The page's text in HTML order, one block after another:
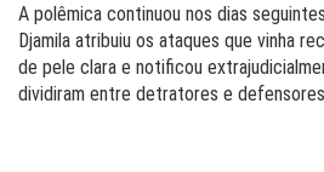
A polêmica continuou nos dias
Djamila atribuiu os ataques que vinha
de pele clara e notificou
dividiram entre detratores e